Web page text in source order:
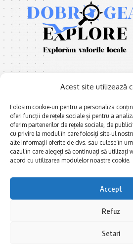
Acest site utilizează
Folosim cookie-uri pentru a personaliza
oferi funcții de rețele sociale și pentru a
oferim partenerilor de rețele sociale, de
cu privire la modul în care folosiți site-ul
alte informații oferite de dvs. sau culese în
cazul în care alegeți să continuați să utilizați
acord cu utilizarea modulelor noastre cookie.
Accept
Refuz
Setari
E xplorăm Dobrogea,
Explorăm valorile locale:
Deltă, Litoral, cele mai mari
lacuri, cele mai vechi orașe,
biserici și mănăstiri, cele mai
Haideți în călătorie cu noi!